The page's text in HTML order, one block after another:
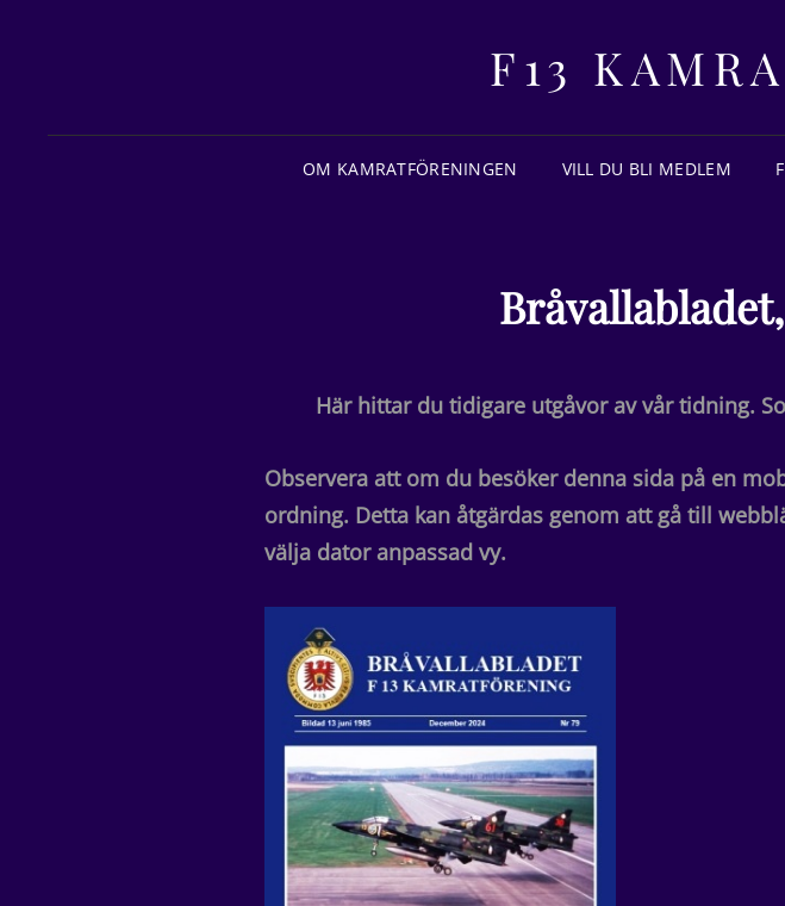
F13
OM KAMRATFÖRENINGEN VILL DU BLI MEDLEM
Här hittar du tidigare utgåvor av vår tidning.
Observera att om du besöker denna sida på en
ordning. Detta kan åtgärdas genom att gå till
välja dator anpassad vy.